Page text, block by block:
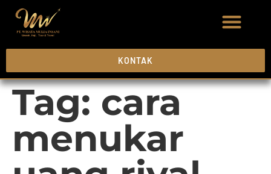
KONTAK
Tag:cara
menukar